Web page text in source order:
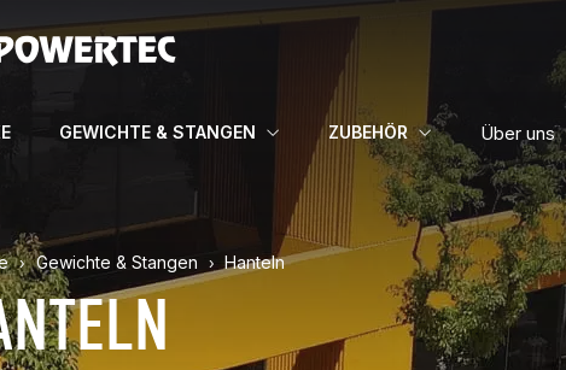
GEWICHTE & STANGEN ZUBEHÖR Über uns
Gewichte & Stangen Hanteln